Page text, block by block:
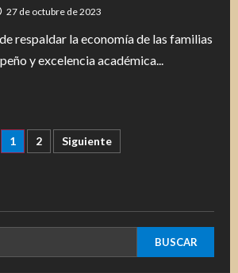
27 de octubre de 2023
respaldar la economía de las familias
y excelencia académica...
Paginación
entradas
1 2 Siguiente
BUSCAR